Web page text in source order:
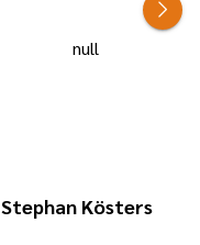
Stephan Kösters